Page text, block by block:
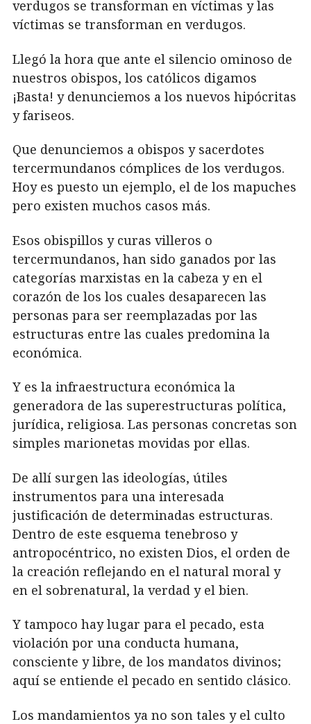
verdugos se transforman en víctimas y las
víctimas se transforman en verdugos.
Llegó la hora que ante el silencio ominoso de
nuestros obispos, los católicos digamos
¡Basta! y denunciemos a los nuevos hipócritas
y fariseos.
Que denunciemos a obispos y sacerdotes
tercermundanos cómplices de los verdugos.
Hoy es puesto un ejemplo, el de los mapuches
pero existen muchos casos más.
Esos obispillos y curas villeros o
tercermundanos, han sido ganados por las
categorías marxistas en la cabeza y en el
corazón de los los cuales desaparecen las
personas para ser reemplazadas por las
estructuras entre las cuales predomina la
económica.
Y es la infraestructura económica la
generadora de las superestructuras política,
jurídica, religiosa. Las personas concretas son
simples marionetas movidas por ellas.
De allí surgen las ideologías, útiles
instrumentos para una interesada
justificación de determinadas estructuras.
Dentro de este esquema tenebroso y
antropocéntrico, no existen Dios, el orden de
la creación reflejando en el natural moral y
en el sobrenatural, la verdad y el bien.
Y tampoco hay lugar para el pecado, esta
violación por una conducta humana,
consciente y libre, de los mandatos divinos;
aquí se entiende el pecado en sentido clásico.
Los mandamientos ya no son tales y el culto